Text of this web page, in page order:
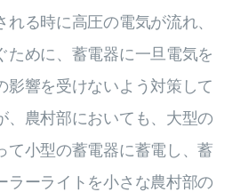
る時に高圧の電気が流れ、
ために、蓄電器に一旦電気を
影響を受けないよう対策して
、農村部においても、大型の
て小型の蓄電器に蓄電し、蓄
ラーライトを小さな農村部の